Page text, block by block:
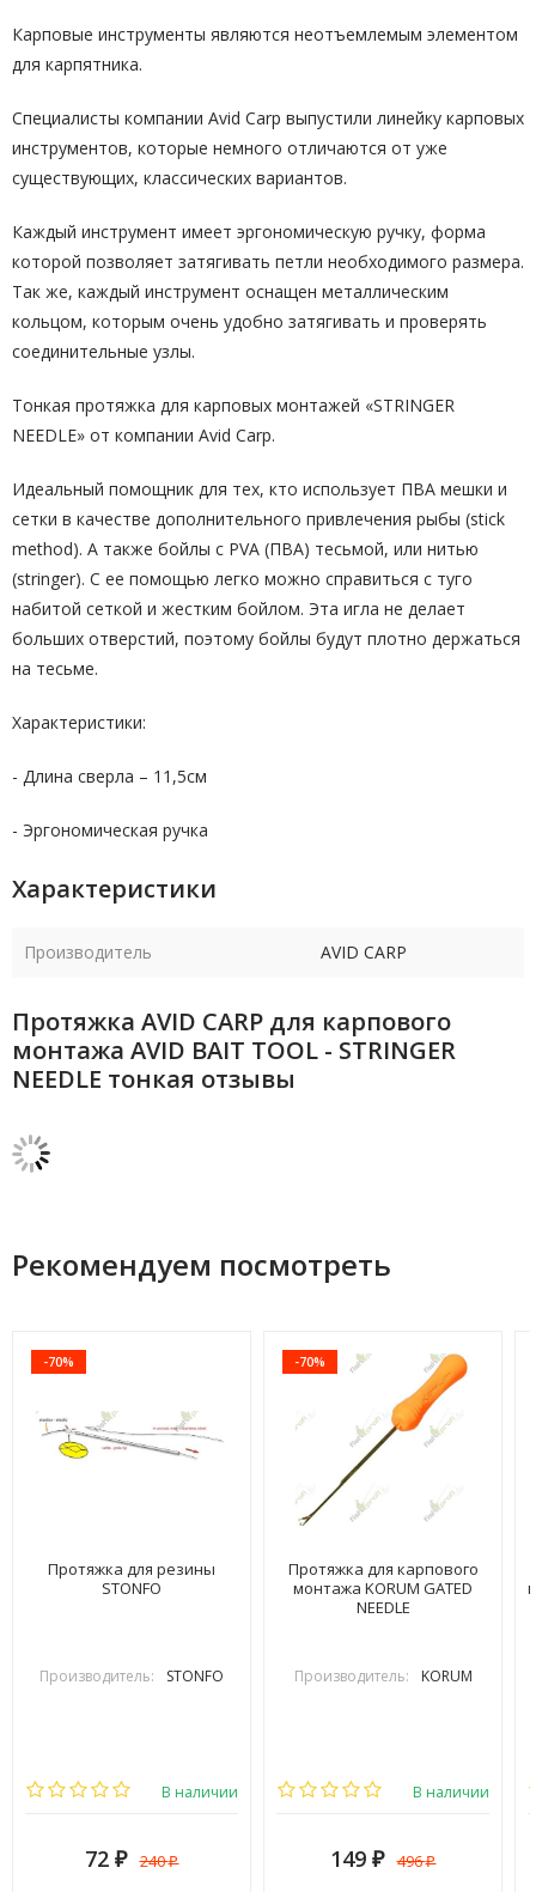
Карповые инструменты являются неотъемлемым элементом
для карпятника.
Специалисты компании Avid Carp выпустили линейку карповых
инструментов, которые немного отличаются от уже
существующих, классических вариантов.
Каждый инструмент имеет эргономическую ручку, форма
которой позволяет затягивать петли необходимого размера.
Так же, каждый инструмент оснащен металлическим
кольцом, которым очень удобно затягивать и проверять
соединительные узлы.
Тонкая протяжка для карповых монтажей «STRINGER
NEEDLE» от компании Avid Carp.
Идеальный помощник для тех, кто использует ПВА мешки и
сетки в качестве дополнительного привлечения рыбы (stick
method). А также бойлы с PVA (ПВА) тесьмой, или нитью
(stringer). С ее помощью легко можно справиться с туго
набитой сеткой и жестким бойлом. Эта игла не делает
больших отверстий, поэтому бойлы будут плотно держаться
на тесьме.
Характеристики:
- Длина сверла – 11,5см
- Эргономическая ручка
Характеристики
Производитель AVID CARP
Протяжка AVID CARP для карпового
монтажа AVID BAIT TOOL - STRINGER
NEEDLE тонкая отзывы
Рекомендуем посмотреть
-70%
Протяжка для резины
STONFO
Производитель: STONFO
В наличии
72 ₽ 240₽
-70%
Протяжка для карпового
монтажа KORUM GATED
NEEDLE
Производитель: KORUM
В наличии
149 ₽ 496₽